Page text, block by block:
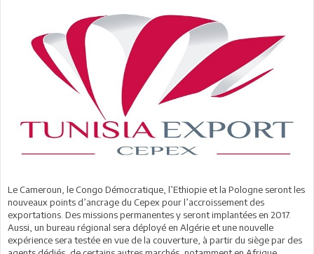
Le Cameroun, le Congo Démocratique, l’Ethiopie et la Pologne seront les
nouveaux points d’ancrage du Cepex pour l’accroissement des
exportations. Des missions permanentes y seront implantées en 2017.
Aussi, un bureau régional sera déployé en Algérie et une nouvelle
expérience sera testée en vue de la couverture, à partir du siège par des